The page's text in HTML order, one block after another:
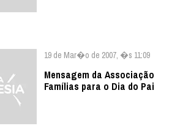
19 de Mar�o de 2007, �s 11:09
Mensagem da Associação
Famílias para o Dia do Pai